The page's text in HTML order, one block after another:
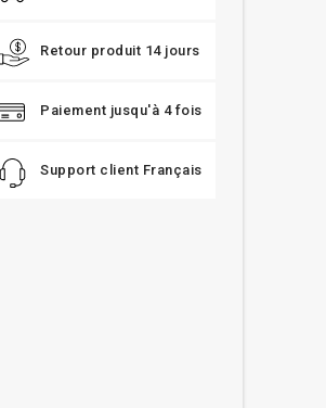
Retour produit 14 jours
Paiement jusqu'à 4 fois
Support client Français